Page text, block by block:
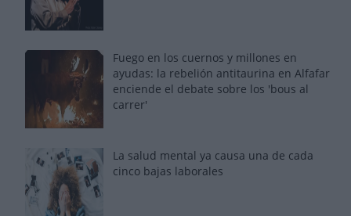
Fuego en los cuernos y millones en
ayudas: la rebelión antitaurina en Alfafar
enciende el debate sobre los 'bous al
carrer'
La salud mental ya causa una de cada
cinco bajas laborales